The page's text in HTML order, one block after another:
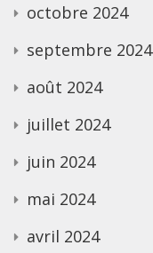
octobre 2024
septembre 2024
août 2024
juillet 2024
juin 2024
mai 2024
avril 2024